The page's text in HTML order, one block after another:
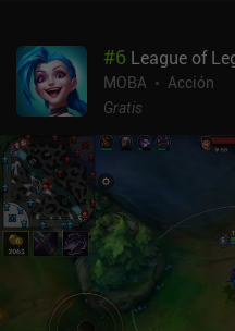
#6 League of
MOBA
Acción
Gratis